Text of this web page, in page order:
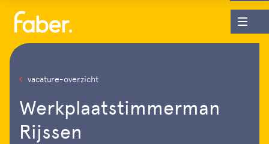
vacature-overzicht
Werkplaatstimmerman
Rijssen